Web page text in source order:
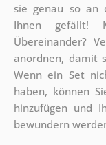
sie genau so an
Ihnen gefällt!
Übereinander?
anordnen, damit
Wenn ein Set
haben, können
hinzufügen und
bewundern